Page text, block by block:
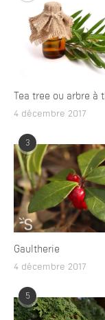
Tea tree ou arbre à
4 décembre 2017
3
Gaultherie
4 décembre 2017
5